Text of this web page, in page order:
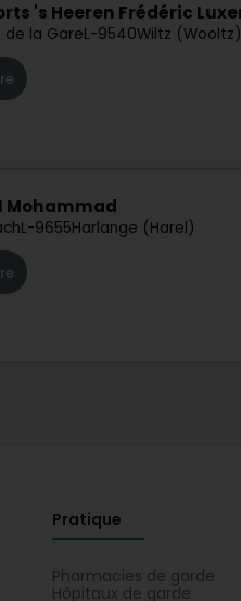
's Heeren Frédéric
de la GareL-9540Wiltz (Wooltz)
Mohammad
L-9655Harlange (Harel)
Pratique
Pharmacies de garde
Hôpitaux de garde